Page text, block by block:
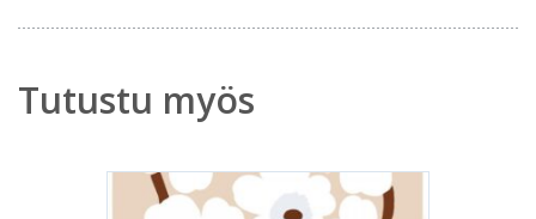
Tutustu myös